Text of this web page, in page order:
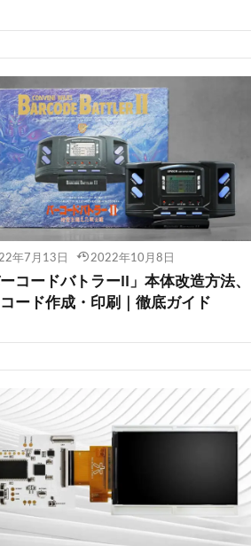
年7月13日 2022年10月8日
ーコードバトラーII」本体改造方法、
ード作成・印刷｜徹底ガイド